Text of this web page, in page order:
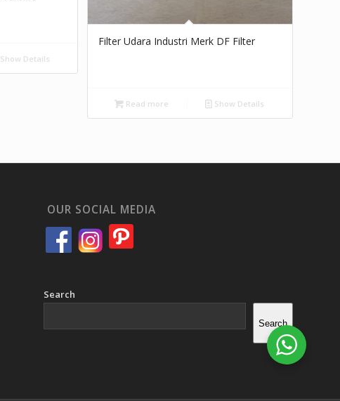
Show Details
Filter Udara Industri Merk DF Filter
Read more Show Details
OUR SOCIAL MEDIA
Search
Search